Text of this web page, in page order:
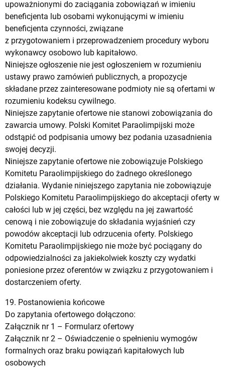
upoważnionymi do zaciągania zobowiązań w imieniu
beneficjenta lub osobami wykonującymi w imieniu
beneficjenta czynności, związane
z przygotowaniem i przeprowadzeniem procedury wyboru
wykonawcy osobowo lub kapitałowo.
Niniejsze ogłoszenie nie jest ogłoszeniem w rozumieniu
ustawy prawo zamówień publicznych, a propozycje
składane przez zainteresowane podmioty nie są ofertami w
rozumieniu kodeksu cywilnego.
Niniejsze zapytanie ofertowe nie stanowi zobowiązania do
zawarcia umowy. Polski Komitet Paraolimpijski może
odstąpić od podpisania umowy bez podania uzasadnienia
swojej decyzji.
Niniejsze zapytanie ofertowe nie zobowiązuje Polskiego
Komitetu Paraolimpijskiego do żadnego określonego
działania. Wydanie niniejszego zapytania nie zobowiązuje
Polskiego Komitetu Paraolimpijskiego do akceptacji oferty w
całości lub w jej części, bez względu na jej zawartość
cenową i nie zobowiązuje do składania wyjaśnień czy
powodów akceptacji lub odrzucenia oferty. Polskiego
Komitetu Paraolimpijskiego nie może być pociągany do
odpowiedzialności za jakiekolwiek koszty czy wydatki
poniesione przez oferentów w związku z przygotowaniem i
dostarczeniem oferty.
19. Postanowienia końcowe
Do zapytania ofertowego dołączono:
Załącznik nr 1 – Formularz ofertowy
Załącznik nr 2 – Oświadczenie o spełnieniu wymogów
formalnych oraz braku powiązań kapitałowych lub
osobowych